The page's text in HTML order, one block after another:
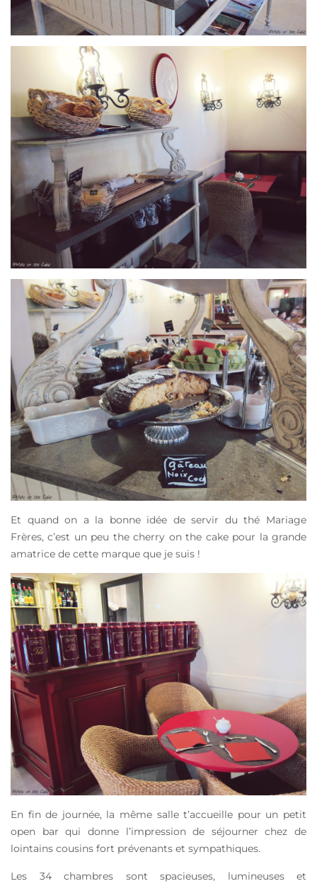
Et quand on a la bonne idée de servir du thé Mariage
Frères, c’est un peu the cherry on the cake pour la grande
amatrice de cette marque que je suis !
En fin de journée, la même salle t’accueille pour un petit
open bar qui donne l’impression de séjourner chez de
lointains cousins fort prévenants et sympathiques.
Les 34 chambres sont spacieuses, lumineuses et